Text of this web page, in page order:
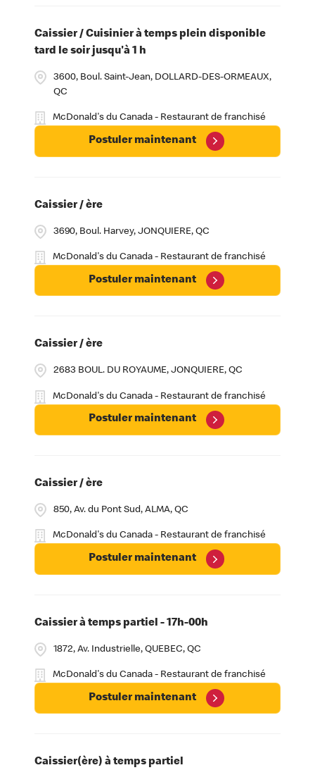
Caissier / Cuisinier à temps plein disponible
tard le soir jusqu'à 1 h
3600, Boul. Saint-Jean, DOLLARD-DES-ORMEAUX,
QC
McDonald's du Canada - Restaurant de franchisé
Postuler maintenant
Caissier / ère
3690, Boul. Harvey, JONQUIERE, QC
McDonald's du Canada - Restaurant de franchisé
Postuler maintenant
Caissier / ère
2683 BOUL. DU ROYAUME, JONQUIERE, QC
McDonald's du Canada - Restaurant de franchisé
Postuler maintenant
Caissier / ère
850, Av. du Pont Sud, ALMA, QC
McDonald's du Canada - Restaurant de franchisé
Postuler maintenant
Caissier à temps partiel - 17h-00h
1872, Av. Industrielle, QUEBEC, QC
McDonald's du Canada - Restaurant de franchisé
Postuler maintenant
Caissier(ère) à temps partiel